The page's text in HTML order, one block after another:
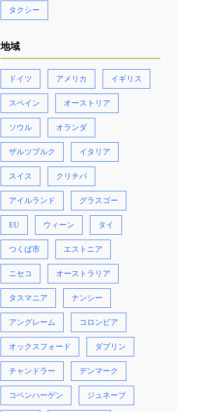
タクシー
地域
ドイツ アメリカ イギリス
スペイン オーストリア
ソウル オランダ
ザルツブルク イタリア
スイス クリチバ
アイルランド グラスゴー
EU ウィーン タイ
つくば市 エストニア
ニセコ オーストラリア
タスマニア ナンシー
アングレーム コロンビア
オックスフォード ダブリン
チャンドラー デンマーク
コペンハーゲン ジュネーブ